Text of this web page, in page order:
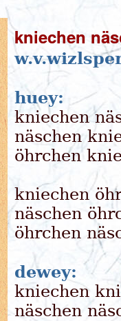
kniechen
huey:
kniechen
näschen
öhrchen
kniechen
näschen
öhrchen
dewey:
kniechen
näschen